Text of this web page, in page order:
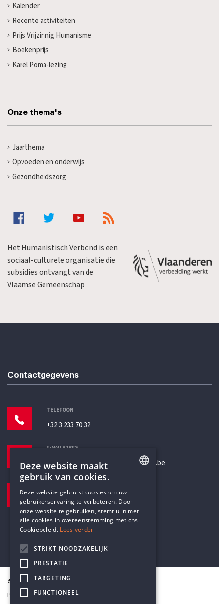
Kalender
Recente activiteiten
Prijs Vrijzinnig Humanisme
Boekenprijs
Karel Poma-lezing
Onze thema's
Jaarthema
Opvoeden en onderwijs
Gezondheidszorg
Het Humanistisch Verbond is een
sociaal-culturele organisatie die
subsidies ontvangt van de
Vlaamse Gemeenschap
Contactgegevens
TELEFOON
+32 3 233 70 32
E-MAILADRES
secretariaat@humanistischverbond.be
Pottenbrug 4
Antwerpen, 2000
© Humanistisch Verbond 2026
Privacy
DUTCH
Deze website maakt
gebruik van cookies.
Deze website gebruikt cookies om uw
gebruikerservaring te verbeteren. Door
onze website te gebruiken, stemt u in met
alle cookies in overeenstemming met ons
Cookiebeleid. Lees verder
STRIKT NOODZAKELIJK
PRESTATIE
TARGETING
FUNCTIONEEL